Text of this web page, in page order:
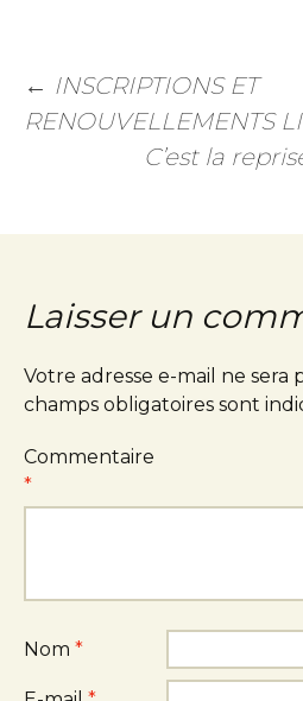
← INSCRIPTIONS ET
RENOUVELLEMENTS
C’est la
Laisser un
Votre adresse e-mail ne sera
champs obligatoires sont
Commentaire
*
Nom *